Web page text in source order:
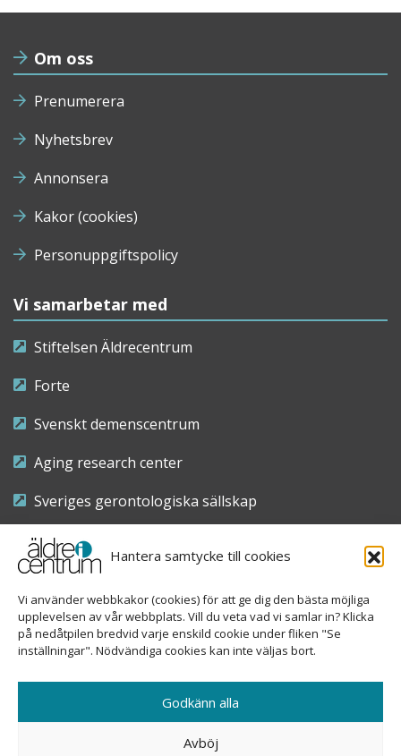
Hantera samtycke till cookies
Vi använder webbkakor (cookies) för att ge dig den bästa möjliga
upplevelsen av vår webbplats. Vill du veta vad vi samlar in? Klicka
på nedåtpilen bredvid varje enskild cookie under fliken "Se
inställningar". Nödvändiga cookies kan inte väljas bort.
Godkänn alla
Avböj
Om oss
Prenumerera
Nyhetsbrev
Annonsera
Kakor (cookies)
Personuppgiftspolicy
Vi samarbetar med
Stiftelsen Äldrecentrum
Forte
Svenskt demenscentrum
Aging research center
Sveriges gerontologiska sällskap
Riksföreningen för sjuksköterskor inom äldre- och
demensvård
Nationellt kompetenscentrum anhöriga
Sveavägen 155, 113 46 Stockholm